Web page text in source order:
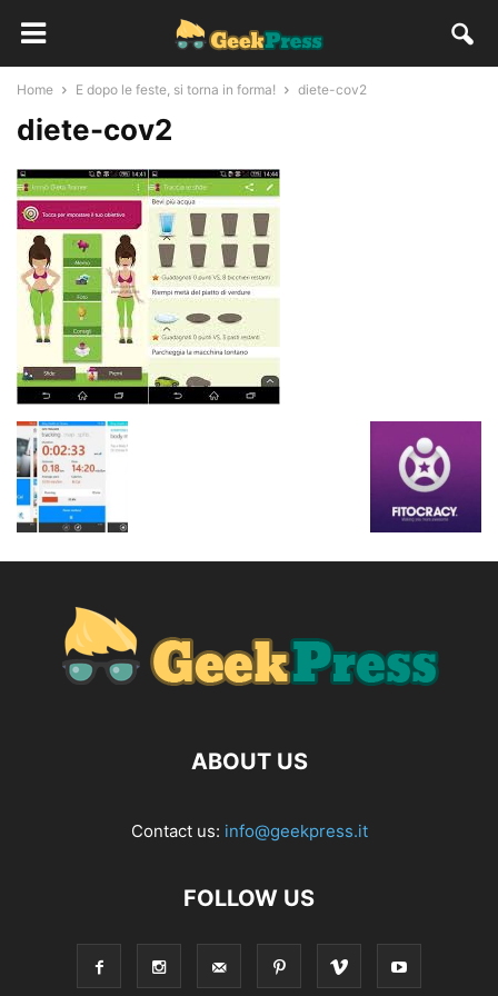
Home E dopo le feste, si torna in forma! diete-cov2
diete-cov2
ABOUT US
Contact us: info@geekpress.it
FOLLOW US